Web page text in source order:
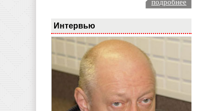
подробнее
Интервью